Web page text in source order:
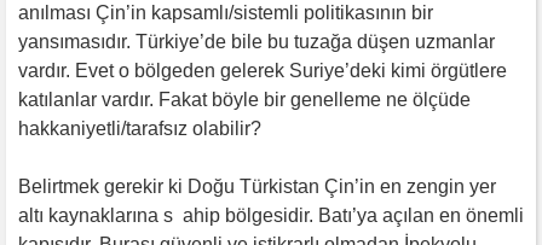
anılması Çin’in kapsamlı/sistemli politikasının bir
yansımasıdır. Türkiye’de bile bu tuzağa düşen uzmanlar
vardır. Evet o bölgeden gelerek Suriye’deki kimi örgütlere
katılanlar vardır. Fakat böyle bir genelleme ne ölçüde
hakkaniyetli/tarafsız olabilir?
Belirtmek gerekir ki Doğu Türkistan Çin’in en zengin yer
altı kaynaklarına s ahip bölgesidir. Batı’ya açılan en önemli